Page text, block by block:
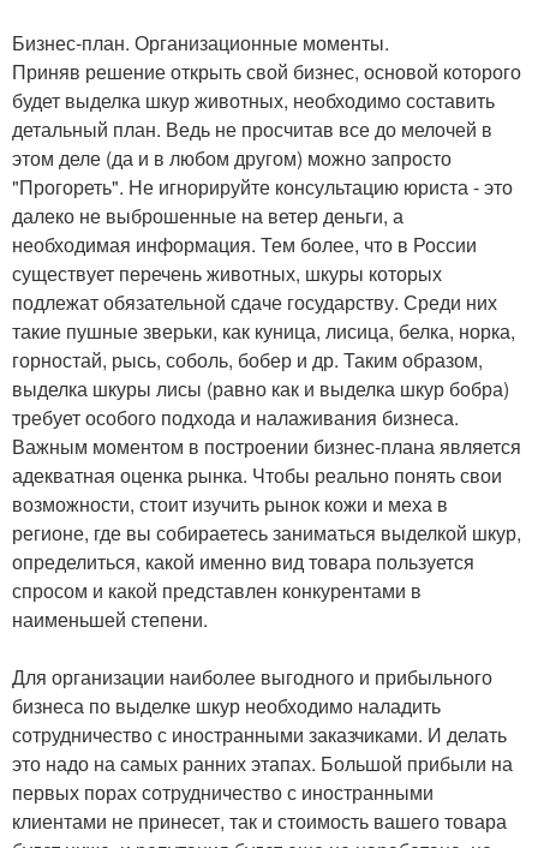
Бизнес-план. Организационные моменты.
Приняв решение открыть свой бизнес, основой которого
будет выделка шкур животных, необходимо составить
детальный план. Ведь не просчитав все до мелочей в
этом деле (да и в любом другом) можно запросто
"Прогореть". Не игнорируйте консультацию юриста - это
далеко не выброшенные на ветер деньги, а
необходимая информация. Тем более, что в России
существует перечень животных, шкуры которых
подлежат обязательной сдаче государству. Среди них
такие пушные зверьки, как куница, лисица, белка, норка,
горностай, рысь, соболь, бобер и др. Таким образом,
выделка шкуры лисы (равно как и выделка шкур бобра)
требует особого подхода и налаживания бизнеса.
Важным моментом в построении бизнес-плана является
адекватная оценка рынка. Чтобы реально понять свои
возможности, стоит изучить рынок кожи и меха в
регионе, где вы собираетесь заниматься выделкой шкур,
определиться, какой именно вид товара пользуется
спросом и какой представлен конкурентами в
наименьшей степени.
Для организации наиболее выгодного и прибыльного
бизнеса по выделке шкур необходимо наладить
сотрудничество с иностранными заказчиками. И делать
это надо на самых ранних этапах. Большой прибыли на
первых порах сотрудничество с иностранными
клиентами не принесет, так и стоимость вашего товара